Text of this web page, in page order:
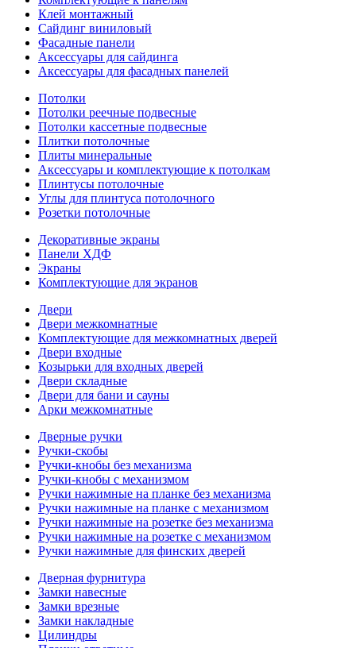
Клей монтажный
Сайдинг виниловый
Фасадные панели
Аксессуары для сайдинга
Аксессуары для фасадных панелей
Потолки
Потолки реечные подвесные
Потолки кассетные подвесные
Плитки потолочные
Плиты минеральные
Аксессуары и комплектующие к потолкам
Плинтусы потолочные
Углы для плинтуса потолочного
Розетки потолочные
Декоративные экраны
Панели ХДФ
Экраны
Комплектующие для экранов
Двери
Двери межкомнатные
Комплектующие для межкомнатных дверей
Двери входные
Козырьки для входных дверей
Двери складные
Двери для бани и сауны
Арки межкомнатные
Дверные ручки
Ручки-скобы
Ручки-кнобы без механизма
Ручки-кнобы с механизмом
Ручки нажимные на планке без механизма
Ручки нажимные на планке с механизмом
Ручки нажимные на розетке без механизма
Ручки нажимные на розетке с механизмом
Ручки нажимные для финских дверей
Дверная фурнитура
Замки навесные
Замки врезные
Замки накладные
Цилиндры